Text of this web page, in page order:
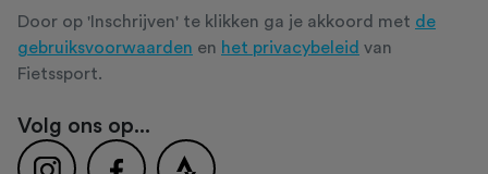
Door op 'Inschrijven' te klikken ga je akkoord met de
gebruiksvoorwaarden en het privacybeleid van
Fietssport.
Volg ons op...